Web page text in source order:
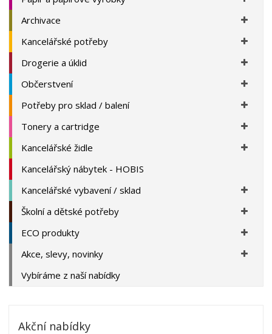
a
n
Archivace
Kancelářské potřeby
Drogerie a úklid
Občerstvení
Potřeby pro sklad / balení
Tonery a cartridge
Kancelářské židle
Kancelářský nábytek - HOBIS
Kancelářské vybavení / sklad
Školní a dětské potřeby
ECO produkty
Akce, slevy, novinky
Vybíráme z naší nabídky
Akční nabídky